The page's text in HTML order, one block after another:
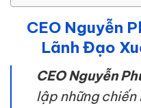
CEO Nguyễn
Lãnh Đạo
CEO Nguyễn
lập những